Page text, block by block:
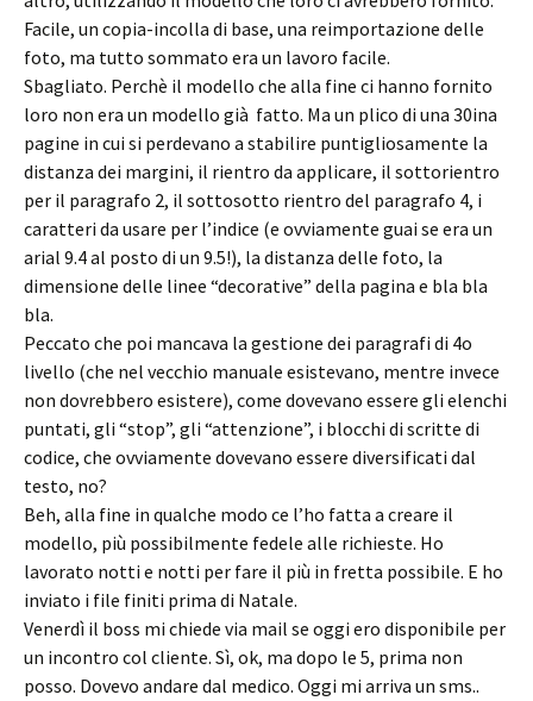
Facile, un copia-incolla di base, una reimportazione delle
foto, ma tutto sommato era un lavoro facile.
Sbagliato. Perchè il modello che alla fine ci hanno fornito
loro non era un modello già fatto. Ma un plico di una 30ina
pagine in cui si perdevano a stabilire puntigliosamente la
distanza dei margini, il rientro da applicare, il sottorientro
per il paragrafo 2, il sottosotto rientro del paragrafo 4, i
caratteri da usare per l’indice (e ovviamente guai se era un
arial 9.4 al posto di un 9.5!), la distanza delle foto, la
dimensione delle linee “decorative” della pagina e bla bla
bla.
Peccato che poi mancava la gestione dei paragrafi di 4o
livello (che nel vecchio manuale esistevano, mentre invece
non dovrebbero esistere), come dovevano essere gli elenchi
puntati, gli “stop”, gli “attenzione”, i blocchi di scritte di
codice, che ovviamente dovevano essere diversificati dal
testo, no?
Beh, alla fine in qualche modo ce l’ho fatta a creare il
modello, più possibilmente fedele alle richieste. Ho
lavorato notti e notti per fare il più in fretta possibile. E ho
inviato i file finiti prima di Natale.
Venerdì il boss mi chiede via mail se oggi ero disponibile per
un incontro col cliente. Sì, ok, ma dopo le 5, prima non
posso. Dovevo andare dal medico. Oggi mi arriva un sms..